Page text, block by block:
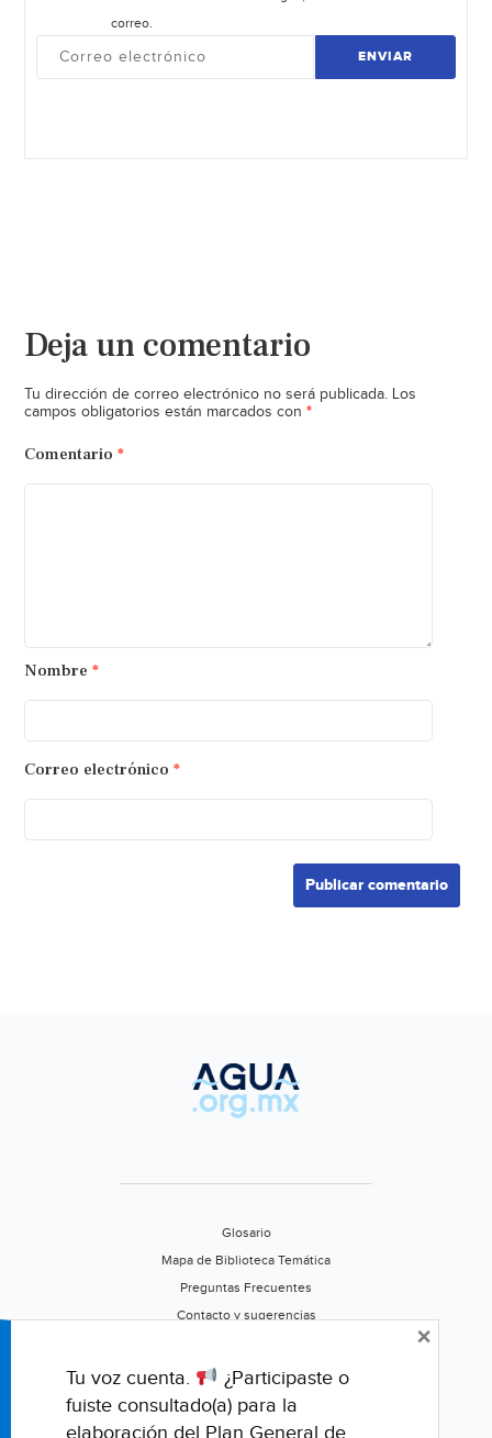
correo.
ENVIAR
Deja un comentario
Tu dirección de correo electrónico no será publicada. Los
campos obligatorios están marcados con *
Comentario *
Nombre *
Correo electrónico *
Glosario
Mapa de Biblioteca Temática
Preguntas Frecuentes
Contacto y sugerencias
Califica este portal
Tu voz cuenta.
¿Participaste o
fuiste consultado(a) para la
elaboración del Plan General de
×